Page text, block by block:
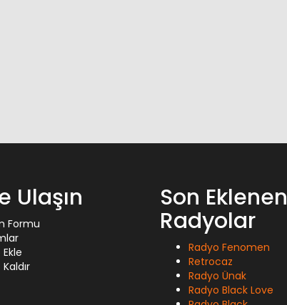
Ulaşın
Formu
Son Eklenen
Radyolar
Radyo Fenomen
Retrocaz
Radyo Ünak
Radyo Black Love